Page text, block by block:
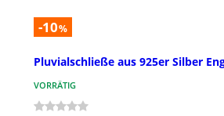
-10%
Pluvialschließe aus 925er Silber
VORRÄTIG